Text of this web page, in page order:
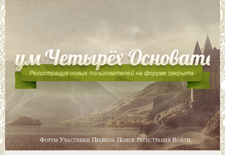
Форум Участники Правила Поиск Регистрация Войти